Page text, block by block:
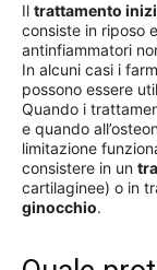
Il trattamento
consiste in riposo
antinfiammatori
In alcuni casi i
possono essere
Quando i
e quando
limitazione
consistere in un
cartilaginee) o in
ginocchio.